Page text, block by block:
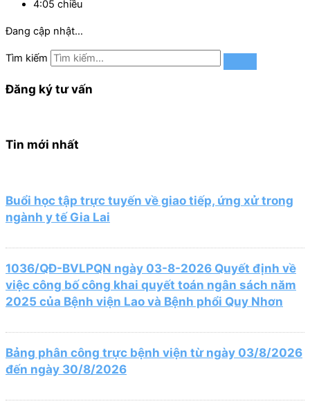
4:05 chiều
Đang cập nhật…
Tìm kiếm
Đăng ký tư vấn
Tin mới nhất
Buổi học tập trực tuyến về giao tiếp, ứng xử trong
ngành y tế Gia Lai
1036/QĐ-BVLPQN ngày 03-8-2026 Quyết định về
việc công bố công khai quyết toán ngân sách năm
2025 của Bệnh viện Lao và Bệnh phổi Quy Nhơn
Bảng phân công trực bệnh viện từ ngày 03/8/2026
đến ngày 30/8/2026